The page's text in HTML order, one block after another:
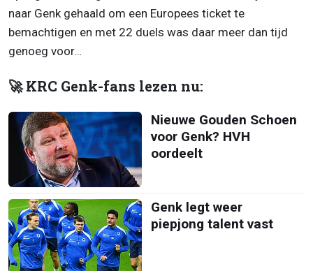
naar Genk gehaald om een Europees ticket te
bemachtigen en met 22 duels was daar meer dan tijd
genoeg voor…
🚀 KRC Genk-fans lezen nu:
Nieuwe Gouden Schoen
voor Genk? HVH
oordeelt
Genk legt weer
piepjong talent vast